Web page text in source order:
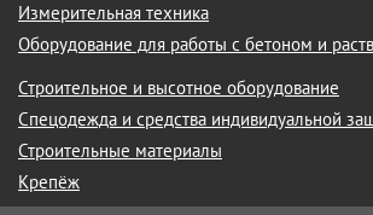
Измерительная техника
Оборудование для работы с бетоном и
Строительное и высотное оборудование
Спецодежда и средства индивидуальной
Строительные материалы
Крепёж